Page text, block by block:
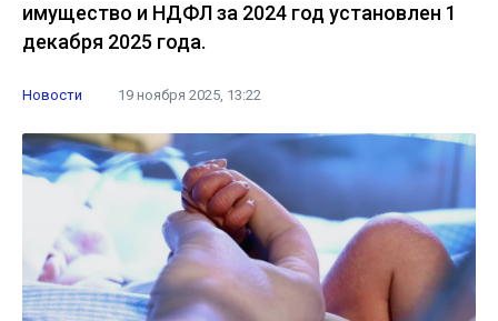
имущество и НДФЛ за 2024 год установлен 1
декабря 2025 года.
Новости 19 ноября 2025, 13:22